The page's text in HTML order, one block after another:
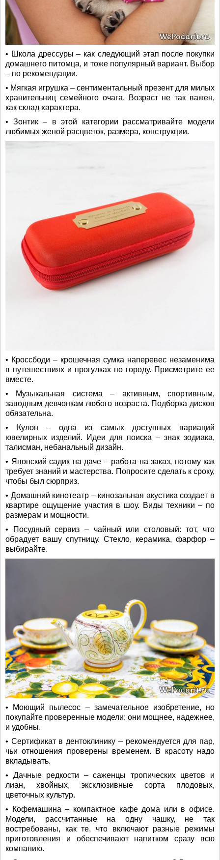
• Школа дрессуры – как следующий этап после покупки
домашнего питомца, и тоже популярный вариант. Выбор
– по рекомендации.
• Мягкая игрушка – сентиментальный презент для милых
хранительниц семейного очага. Возраст не так важен,
как склад характера.
• Зонтик – в этой категории рассматривайте модели
любимых женой расцветок, размера, конструкции.
• Кроссбоди – крошечная сумка наперевес незаменима
в путешествиях и прогулках по городу. Присмотрите ее
вместе.
• Музыкальная система – активным, спортивным,
заводным девчонкам любого возраста. Подборка дисков
обязательна.
• Кулон – одна из самых доступных вариаций
ювелирных изделий. Идеи для поиска – знак зодиака,
талисман, небанальный дизайн.
• Японский садик на даче – работа на заказ, потому как
требует знаний и мастерства. Попросите сделать к сроку,
чтобы был сюрприз.
• Домашний кинотеатр – кинозальная акустика создает в
квартире ощущение участия в шоу. Виды техники – по
размерам и мощности.
• Посудный сервиз – чайный или столовый: тот, что
обрадует вашу спутницу. Стекло, керамика, фарфор –
выбирайте.
• Моющий пылесос – замечательное изобретение, но
покупайте проверенные модели: они мощнее, надежнее,
и удобны.
• Сертификат в дентоклинику – рекомендуется для пар,
чьи отношения проверены временем. В красоту надо
вкладывать.
• Дачные редкости – саженцы тропических цветов и
лиан, хвойных, эксклюзивные сорта плодовых,
цветочных культур.
• Кофемашина – компактное кафе дома или в офисе.
Модели, рассчитанные на одну чашку, не так
востребованы, как те, что включают разные режимы
приготовления и обеспечивают напитком сразу всю
компанию.